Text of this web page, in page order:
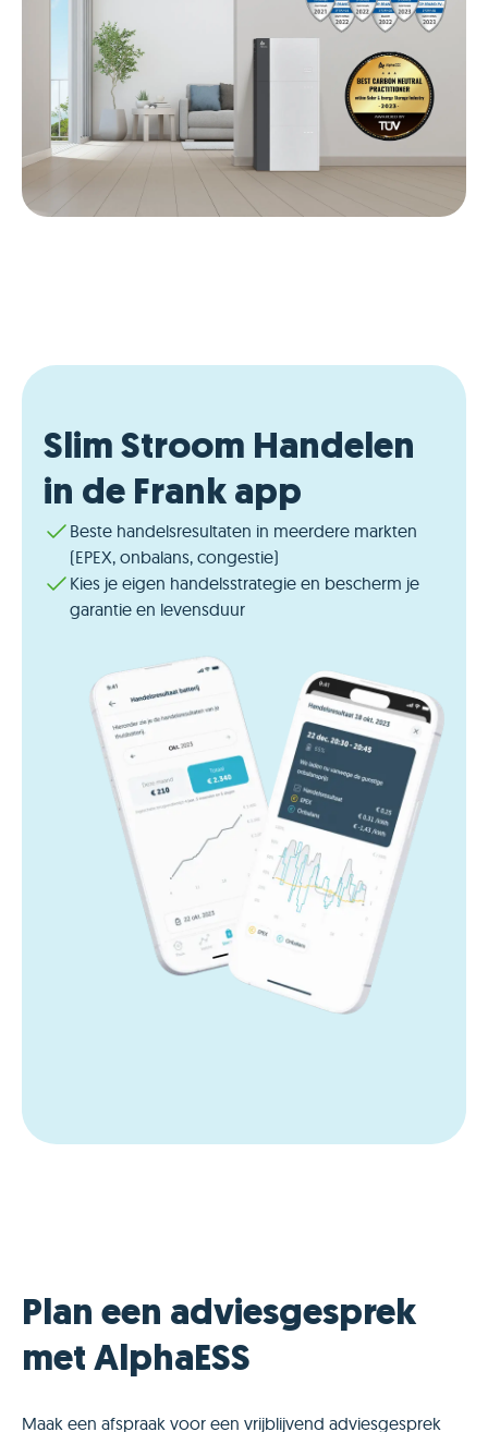
Slim Stroom Handelen
in de Frank app
Beste handelsresultaten in meerdere markten
(EPEX, onbalans, congestie)
Kies je eigen handelsstrategie en bescherm je
garantie en levensduur
Plan een adviesgesprek
met AlphaESS
Maak een afspraak voor een vrijblijvend adviesgesprek